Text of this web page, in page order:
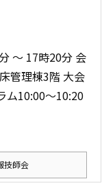
～ 17時20分 会
管理棟3階 大会
ム10:00〜10:20
技師会